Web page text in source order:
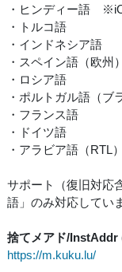
・ヒンディー語
・トルコ語
・インドネシア語
・スペイン語（欧州）
・ロシア語
・ポルトガル語（ブ
・フランス語
・ドイツ語
・アラビア語（RTL）
サポート（復旧対応
語」のみ対応してい
捨てメアド/InstAddr
https://m.kuku.lu/